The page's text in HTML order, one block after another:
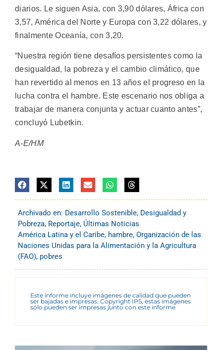
diarios. Le siguen Asia, con 3,90 dólares, África con
3,57, América del Norte y Europa con 3,22 dólares, y
finalmente Oceanía, con 3,20.
“Nuestra región tiene desafíos persistentes como la
desigualdad, la pobreza y el cambio climático, que
han revertido al menos en 13 años el progreso en la
lucha contra el hambre. Este escenario nos obliga a
trabajar de manera conjunta y actuar cuanto antes”,
concluyó Lubetkin.
A-E/HM
Archivado en: Desarrollo Sostenible, Desigualdad y
Pobreza, Reportaje, Últimas Noticias
América Latina y el Caribe, hambre, Organización de las
Naciones Unidas para la Alimentación y la Agricultura
(FAO), pobres
Este informe incluye imágenes de calidad que pueden
ser bajadas e impresas. Copyright IPS, estas imágenes
sólo pueden ser impresas junto con este informe